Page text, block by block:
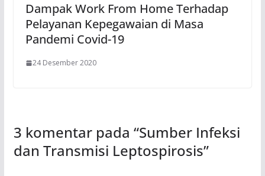
Dampak Work From Home Terhadap
Pelayanan Kepegawaian di Masa
Pandemi Covid-19
24 Desember 2020
3 komentar pada “Sumber Infeksi
dan Transmisi Leptospirosis”